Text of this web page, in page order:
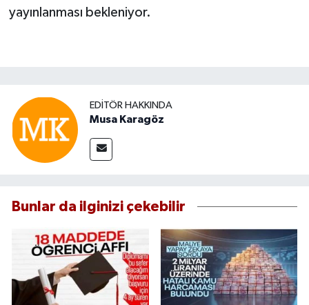
yayınlanması bekleniyor.
EDITÖR HAKKINDA
Musa Karagöz
Bunlar da ilginizi çekebilir